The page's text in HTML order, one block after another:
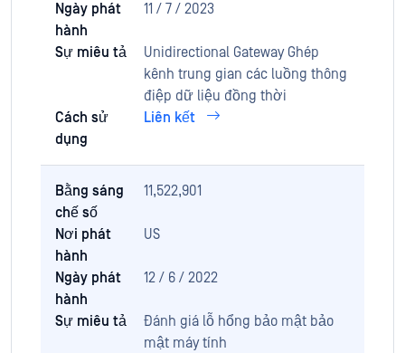
Ngày phát
hành
11 / 7 / 2023
Sự miêu tả
Unidirectional Gateway Ghép
kênh trung gian các luồng thông
điệp dữ liệu đồng thời
Cách sử
dụng
Liên kết
Bằng sáng
chế số
11,522,901
Nơi phát
hành
US
Ngày phát
hành
12 / 6 / 2022
Sự miêu tả
Đánh giá lỗ hổng bảo mật bảo
mật máy tính